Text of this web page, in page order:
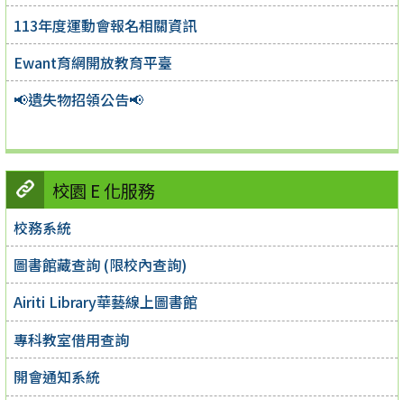
113年度運動會報名相關資訊
Ewant育網開放教育平臺
📢遺失物招領公告📢
校園 E 化服務
校務系統
圖書館藏查詢 (限校內查詢)
Airiti Library華藝線上圖書館
專科教室借用查詢
開會通知系統